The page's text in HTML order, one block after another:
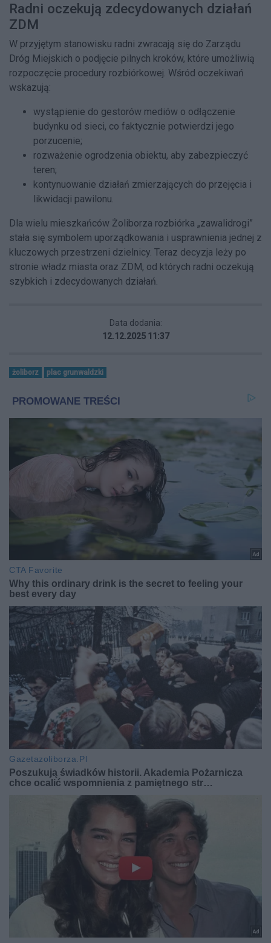
Radni oczekują zdecydowanych działań
ZDM
W przyjętym stanowisku radni zwracają się do Zarządu
Dróg Miejskich o podjęcie pilnych kroków, które umożliwią
rozpoczęcie procedury rozbiórkowej. Wśród oczekiwań
wskazują:
wystąpienie do gestorów mediów o odłączenie
budynku od sieci, co faktycznie potwierdzi jego
porzucenie;
rozważenie ogrodzenia obiektu, aby zabezpieczyć
teren;
kontynuowanie działań zmierzających do przejęcia i
likwidacji pawilonu.
Dla wielu mieszkańców Żoliborza rozbiórka „zawalidrogi”
stała się symbolem uporządkowania i usprawnienia jednej z
kluczowych przestrzeni dzielnicy. Teraz decyzja leży po
stronie władz miasta oraz ZDM, od których radni oczekują
szybkich i zdecydowanych działań.
Data dodania:
12.12.2025 11:37
żoliborz plac grunwaldzki